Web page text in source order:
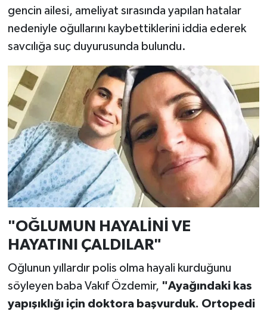
gencin ailesi, ameliyat sırasında yapılan hatalar
nedeniyle oğullarını kaybettiklerini iddia ederek
savcılığa suç duyurusunda bulundu.
"OĞLUMUN HAYALİNİ VE
HAYATINI ÇALDILAR"
Oğlunun yıllardır polis olma hayali kurduğunu
söyleyen baba Vakıf Özdemir, "Ayağındaki kas
yapışıklığı için doktora başvurduk. Ortopedi